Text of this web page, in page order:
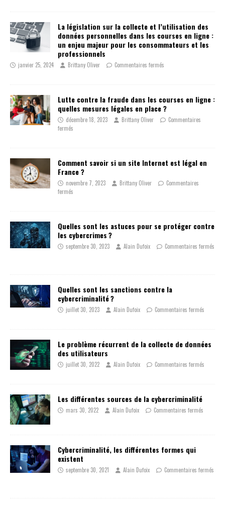
La législation sur la collecte et l’utilisation des
données personnelles dans les courses en ligne :
un enjeu majeur pour les consommateurs et les
professionnels
janvier 25, 2024 Brittany Oliver Commentaires fermés
Lutte contre la fraude dans les courses en ligne :
quelles mesures légales en place ?
décembre 18, 2023 Brittany Oliver
Commentaires
fermés
Comment savoir si un site Internet est légal en
France ?
novembre 7, 2023 Brittany Oliver
Commentaires
fermés
Quelles sont les astuces pour se protéger contre
les cybercrimes ?
septembre 30, 2023 Alain Dufoix Commentaires fermés
Quelles sont les sanctions contre la
cybercriminalité ?
juillet 30, 2023 Alain Dufoix Commentaires fermés
Le problème récurrent de la collecte de données
des utilisateurs
juillet 30, 2022 Alain Dufoix Commentaires fermés
Les différentes sources de la cybercriminalité
mars 30, 2022 Alain Dufoix Commentaires fermés
Cybercriminalité, les différentes formes qui
existent
septembre 30, 2021 Alain Dufoix Commentaires fermés